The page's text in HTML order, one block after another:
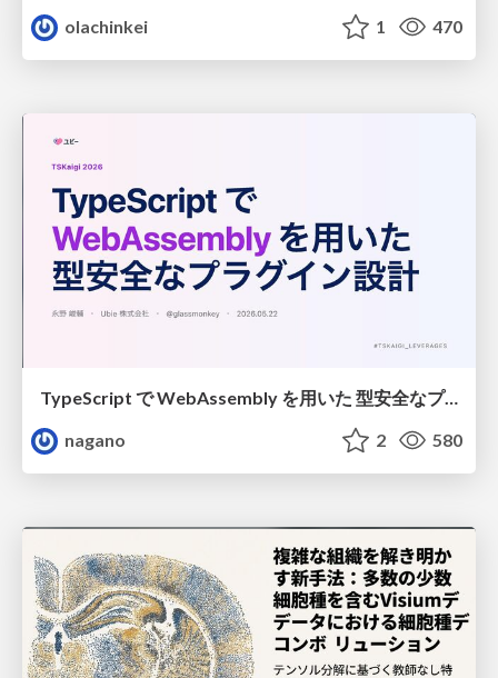
olachinkei 1 470
TypeScript で WebAssembly を用いた 型安全なプラグイン設計
nagano
2 580